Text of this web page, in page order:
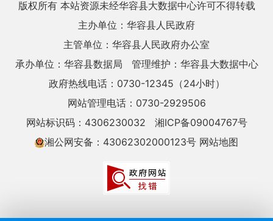
版权所有 本站资源未经华容县大数据中心许可不得转载
主办单位：华容县人民政府
主管单位：华容县人民政府办公室
承办单位：华容县数据局
管理维护：华容县大数据中心
政府热线电话：0730-12345（24小时）
网站管理电话：0730-2929506
网站标识码：4306230032
湘ICP备09004767号
湘公网安备：43062302000123号 网站地图